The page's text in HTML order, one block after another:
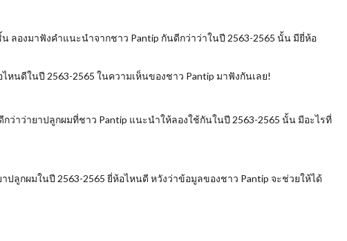
ลองมาฟังคำแนะนำจากชาว Pantip กันดีกว่าว่าในปี 2563-2565 นั้น มียี่ห้อ
หนดีในปี 2563-2565 ในความเห็นของชาว Pantip มาฟังกันเลย!
ว่าว่ายาปลูกผมที่ชาว Pantip แนะนำให้ลองใช้กันในปี 2563-2565 นั้น มีอะไรที่
ปลูกผมในปี 2563-2565 ยี่ห้อไหนดี หวังว่าข้อมูลของชาว Pantip จะช่วยให้ได้